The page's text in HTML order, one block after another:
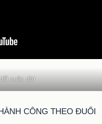
cuộc đời
CÔNG THEO ĐUỔI